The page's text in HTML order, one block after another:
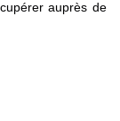
auprès de